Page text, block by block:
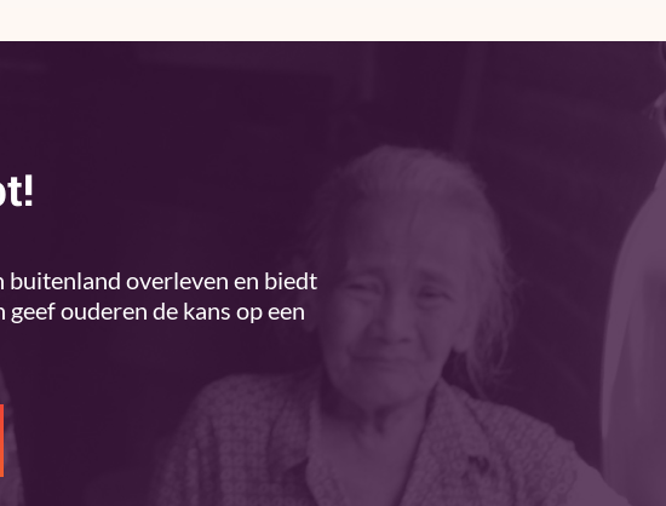
overleven en biedt
ouderen de kans op een